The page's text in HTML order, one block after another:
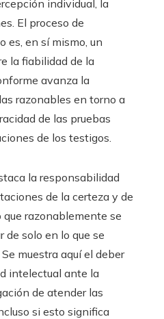
individual, la
El proceso de
es, en sí mismo, un
la fiabilidad de la
avanza la
razonables en torno a
de las pruebas
de los testigos.
la responsabilidad
de la certeza y de
razonablemente se
de solo en lo que se
muestra aquí el deber
intelectual ante la
de atender las
si esto significa